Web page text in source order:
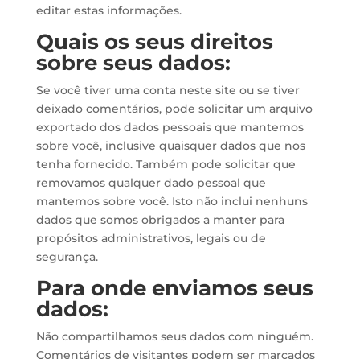
editar estas informações.
Quais os seus direitos
sobre seus dados:
Se você tiver uma conta neste site ou se tiver
deixado comentários, pode solicitar um arquivo
exportado dos dados pessoais que mantemos
sobre você, inclusive quaisquer dados que nos
tenha fornecido. Também pode solicitar que
removamos qualquer dado pessoal que
mantemos sobre você. Isto não inclui nenhuns
dados que somos obrigados a manter para
propósitos administrativos, legais ou de
segurança.
Para onde enviamos seus
dados:
Não compartilhamos seus dados com ninguém.
Comentários de visitantes podem ser marcados